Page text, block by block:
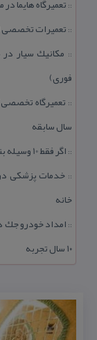
:: تعمیرگاه هایما
:: تعمیرات
:: مكانیك سیار
فوری)
::
سال سابقه
:: اگر فقط 10 وسیله بتوانید بخرید، اولویت با كدام تجهیزات است؟
:: خدمات پزشكی
خانه
::
۱۰ سال تجربه